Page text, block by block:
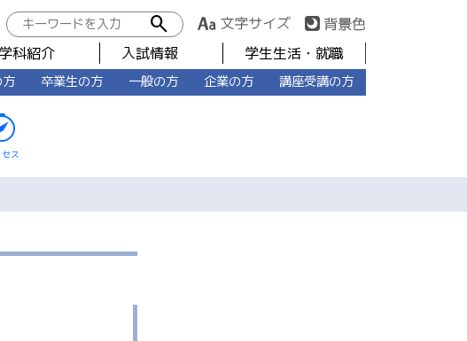
search
学科紹介 入試情報 学生生活・就職
卒業生の方 一般の方 企業の方 講座受講の方
ス